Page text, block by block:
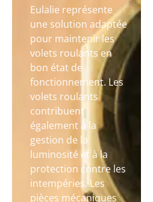
Eulalie représente
une solution adaptée
pour maintenir les
volets roulants en
bon état de
fonctionnement. Les
volets roulants
contribuent
également à la
gestion de la
luminosité et à la
protection contre les
intempéries. Les
pièces mécaniques